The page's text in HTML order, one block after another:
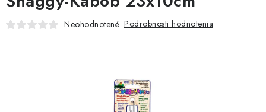
AKCIE
Neohodnotené Podrobnosti hodnotenia